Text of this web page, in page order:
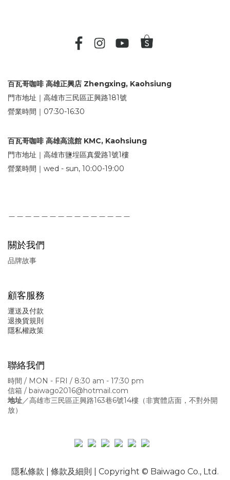
百瓦哥咖啡 高雄正興店 Zhengxing, Kaohsiung
門市地址｜高雄市三民區正興路181號
營業時間｜07:30-16:30
百瓦哥咖啡 高雄高流館 KMC, Kaohsiung
門市地址｜高雄市鹽埕區真愛路1號1樓
營業時間｜wed - sun, 10:00-19:00
關於我們
品牌故事
顧客服務
運送及付款
退換貨規則
隱私權政策
聯絡我們
時間 / MON - FRI / 8:30 am - 17:30 pm
信箱 / baiwago2016@hotmail.com
地址／高雄市三民區正興路163巷6號14樓 （非實體店面，不對外開
放）
隱私條款 條款及細則 | Copyright © Baiwago Co., Ltd.